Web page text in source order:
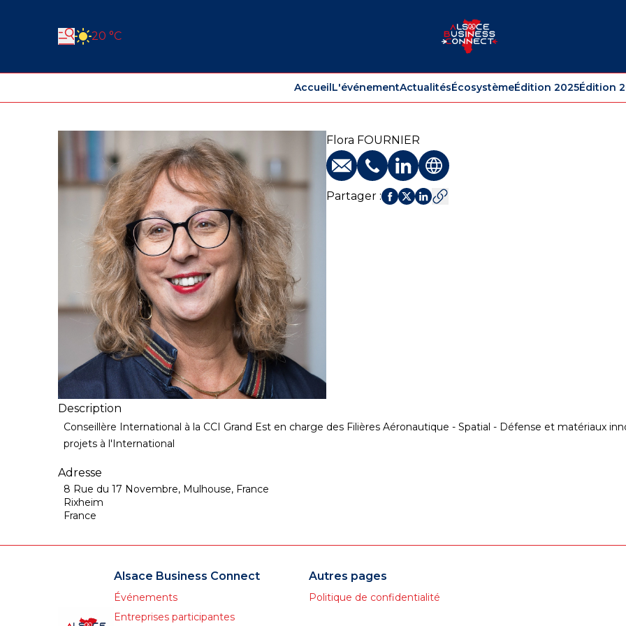
20 °C
AccueilL'événementActualitésÉcosystèmeÉdition 2025Édition
Flora FOURNIER
E-mailTéléphoneProfil LinkedIn
Site web
Partager :
Description
Conseillère International à la CCI Grand Est en charge des Filières Aéronautique - Spatial - Défense et matériaux
projets à l'International
Adresse
8 Rue du 17 Novembre, Mulhouse, France
Rixheim
France
Alsace Business Connect
Événements
Entreprises participantes
Autres pages
Politique de confidentialité